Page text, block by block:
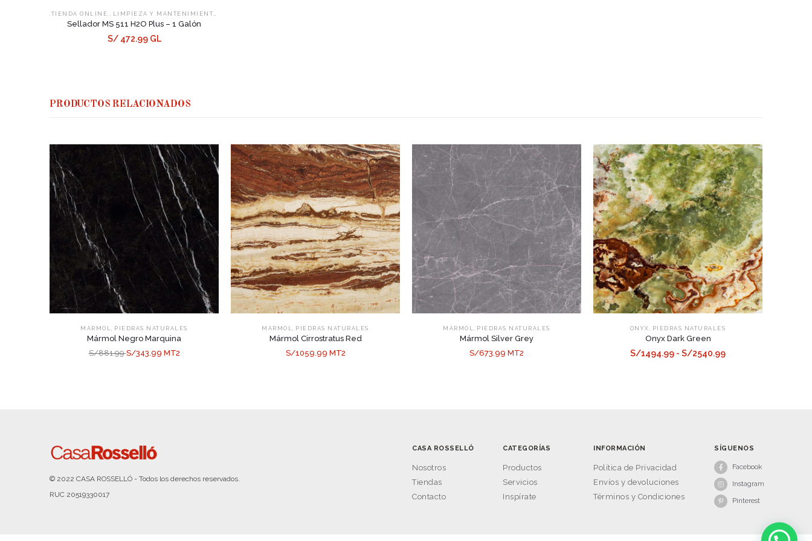
.TIENDA ONLINE. , LIMPIEZA Y MANTENIMIENTO
Sellador MS 511 H2O Plus – 1 Galón
S/ 472.99 GL
PRODUCTOS RELACIONADOS
MÁRMOL, PIEDRAS NATURALES
Mármol Negro Marquina
S/881.99S/343.99 MT2
MÁRMOL, PIEDRAS NATURALES
Mármol Cirrostratus Red
S/1059.99 MT2
MÁRMOL, PIEDRAS NATURALES
Mármol Silver Grey
S/673.99 MT2
ONYX , PIEDRAS NATURALES
Onyx Dark Green
S/1494.99 - S/2540.99
© 2022 CASA ROSSELLÓ - Todos los derechos reservados.
RUC 20519330017
CASA ROSSELLÓ
Nosotros
Tiendas
Contacto
CATEGORÍAS
Productos
Servicios
Inspírate
INFORMACIÓN
Política de Privacidad
Envíos y devoluciones
Términos y Condiciones
SÍGUENOS
Facebook
Instagram
Pinterest